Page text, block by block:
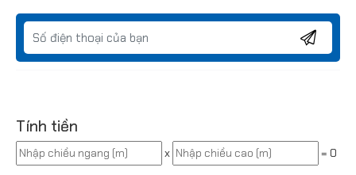
Tính tiền
x = 0